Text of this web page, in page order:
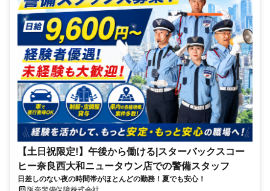
【土日祝限定!】午後から働ける|スターバックスコー
ヒー奈良西大和ニュータウン店での警備スタッフ
日差しのない夜の時間帯がほとんどの勤務！夏でも安心！